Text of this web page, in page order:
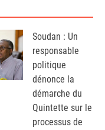
Soudan : Un
responsable
politique
dénonce la
démarche du
Quintette sur le
processus de